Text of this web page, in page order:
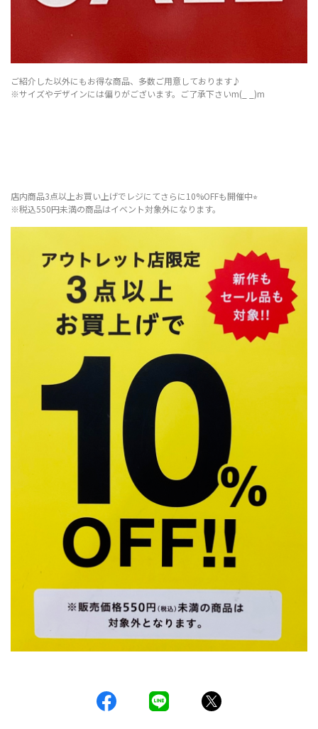
ご紹介した以外にもお得な商品、多数ご用意しております♪
※サイズやデザインには偏りがございます。ご了承下さいm(_ _)m
店内商品3点以上お買い上げでレジにてさらに10%OFFも開催中⭐︎
※税込550円未満の商品はイベント対象外になります。